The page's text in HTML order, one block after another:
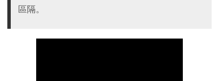
區隔。